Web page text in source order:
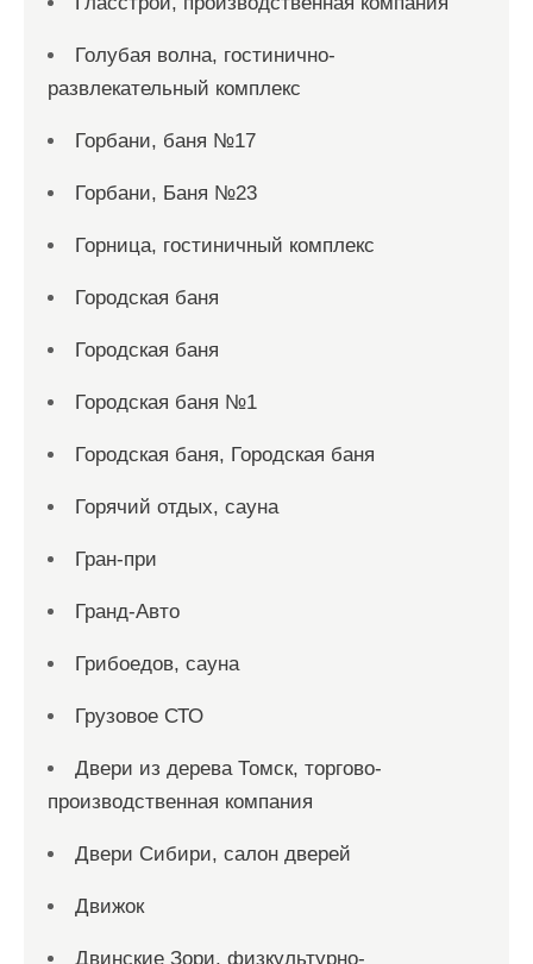
Голубая волна, гостинично-
развлекательный комплекс
Горбани, баня №17
Горбани, Баня №23
Горница, гостиничный комплекс
Городская баня
Городская баня
Городская баня №1
Городская баня, Городская баня
Горячий отдых, сауна
Гран-при
Гранд-Авто
Грибоедов, сауна
Грузовое СТО
Двери из дерева Томск, торгово-
производственная компания
Двери Сибири, салон дверей
Движок
Двинские Зори, физкультурно-